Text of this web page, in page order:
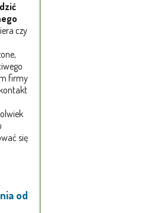
czy
firmy
się
od